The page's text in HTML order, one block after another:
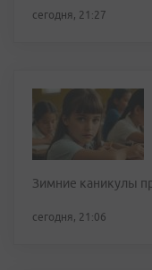
сегодня, 21:27
Зимние каникулы
сегодня, 21:06